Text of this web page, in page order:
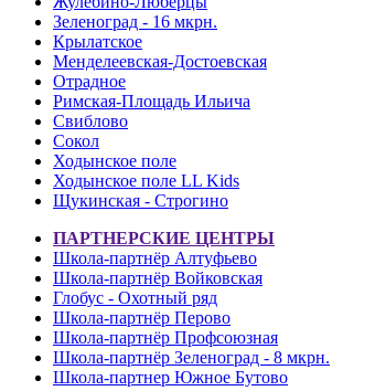
Зеленоград - 16 мкрн.
Крылатское
Менделеевская-Достоевская
Отрадное
Римская-Площадь Ильича
Свиблово
Сокол
Ходынское поле
Ходынское поле LL Kids
Щукинская - Строгино
ПАРТНЕРСКИЕ ЦЕНТРЫ
Школа-партнёр Алтуфьево
Школа-партнёр Войковская
Глобус - Охотный ряд
Школа-партнёр Перово
Школа-партнёр Профсоюзная
Школа-партнёр Зеленоград - 8 мкрн.
Школа-партнер Южное Бутово